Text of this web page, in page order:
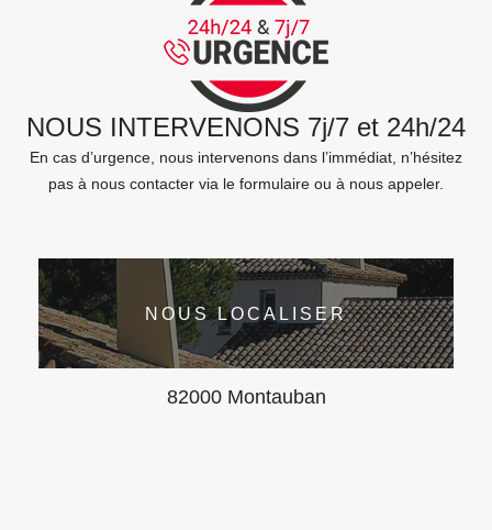
NOUS INTERVENONS 7j/7 et 24h/24
En cas d’urgence, nous intervenons dans l’immédiat, n’hésitez
pas à nous contacter via le formulaire ou à nous appeler.
NOUS LOCALISER
82000 Montauban